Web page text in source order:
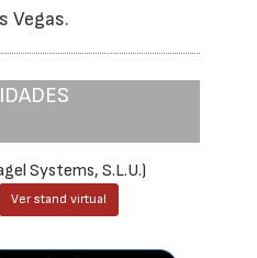
Vegas.
Systems, S.L.U.)
Ver stand virtual